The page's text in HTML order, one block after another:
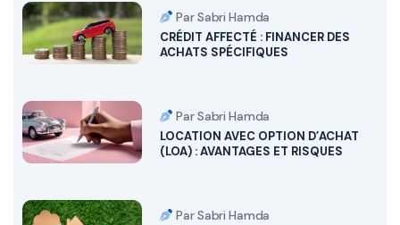
Par Sabri Hamda
CRÉDIT AFFECTÉ : FINANCER DES
ACHATS SPÉCIFIQUES
Par Sabri Hamda
LOCATION AVEC OPTION D’ACHAT
(LOA) : AVANTAGES ET RISQUES
Par Sabri Hamda